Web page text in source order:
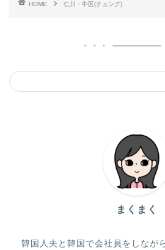
HOME 仁川・中区(チュング)
まくまく
韓国人夫と韓国で会社員をしなが